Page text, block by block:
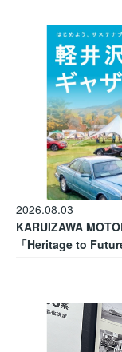
2026.08.03
KARUIZAWA
「Heritage to